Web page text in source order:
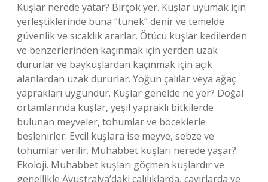
Kuşlar nerede yatar? Birçok yer. Kuşlar uyumak için
yerleştiklerinde buna “tünek” denir ve temelde
güvenlik ve sıcaklık ararlar. Ötücü kuşlar kedilerden
ve benzerlerinden kaçınmak için yerden uzak
dururlar ve baykuşlardan kaçınmak için açık
alanlardan uzak dururlar. Yoğun çalılar veya ağaç
yaprakları uygundur. Kuşlar genelde ne yer? Doğal
ortamlarında kuşlar, yeşil yapraklı bitkilerde
bulunan meyveler, tohumlar ve böceklerle
beslenirler. Evcil kuşlara ise meyve, sebze ve
tohumlar verilir. Muhabbet kuşları nerede yaşar?
Ekoloji. Muhabbet kuşları göçmen kuşlardır ve
genellikle Avustralya’daki çalılıklarda, çayırlarda ve